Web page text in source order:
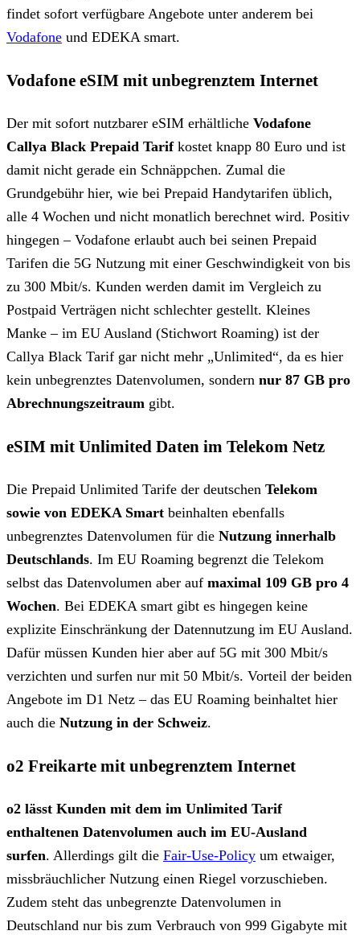
findet sofort verfügbare Angebote unter anderem bei
Vodafone und EDEKA smart.
Vodafone eSIM mit unbegrenztem Internet
Der mit sofort nutzbarer eSIM erhältliche Vodafone
Callya Black Prepaid Tarifkostet knapp 80 Euro und ist
damit nicht gerade ein Schnäppchen. Zumal die
Grundgebühr hier, wie bei Prepaid Handytarifen üblich,
alle 4 Wochen und nicht monatlich berechnet wird. Positiv
hingegen – Vodafone erlaubt auch bei seinen Prepaid
Tarifen die 5G Nutzung mit einer Geschwindigkeit von bis
zu 300 Mbit/s. Kunden werden damit im Vergleich zu
Postpaid Verträgen nicht schlechter gestellt. Kleines
Manke – im EU Ausland (Stichwort Roaming) ist der
Callya Black Tarif gar nicht mehr „Unlimited“, da es hier
kein unbegrenztes Datenvolumen, sondern nur 87 GB pro
Abrechnungszeitraum gibt.
eSIM mit Unlimited Daten im Telekom Netz
Die Prepaid Unlimited Tarife der deutschen Telekom
sowie von EDEKA Smart beinhalten ebenfalls
unbegrenztes Datenvolumen für die Nutzung innerhalb
Deutschlands. Im EU Roaming begrenzt die Telekom
selbst das Datenvolumen aber auf maximal 109 GB pro 4
Wochen. Bei EDEKA smart gibt es hingegen keine
explizite Einschränkung der Datennutzung im EU Ausland.
Dafür müssen Kunden hier aber auf 5G mit 300 Mbit/s
verzichten und surfen nur mit 50 Mbit/s. Vorteil der beiden
Angebote im D1 Netz – das EU Roaming beinhaltet hier
auch die Nutzung in der Schweiz.
o2 Freikarte mit unbegrenztem Internet
o2 lässt Kunden mit dem im Unlimited Tarif
enthaltenen Datenvolumen auch im EU-Ausland
surfen. Allerdings gilt die Fair-Use-Policy um etwaiger,
missbräuchlicher Nutzung einen Riegel vorzuschieben.
Zudem steht das unbegrenzte Datenvolumen in
Deutschland nur bis zum Verbrauch von 999 Gigabyte mit